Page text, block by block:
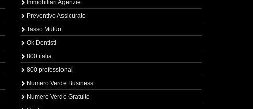
Immobiliari Agenzie
Preventivo Assicurato
Tasso Mutuo
Ok Dentisti
800 italia
800 professional
Numero Verde Business
Numero Verde Gratuito